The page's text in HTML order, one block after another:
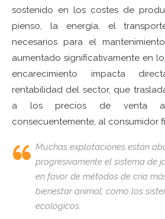
sostenido en los costes de
pienso, la energía, el
necesarios para el
aumentado significativamente en
encarecimiento impacta
rentabilidad del sector, que
a los precios de venta
consecuentemente, al consumidor
Muchas explotaciones están
progresivamente el sistema de
en favor de métodos de cría
bienestar animal, como los
ecológicos.